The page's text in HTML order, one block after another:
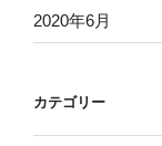
2020年6月
カテゴリー